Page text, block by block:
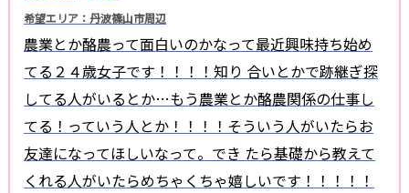
希望エリア：丹波篠山市周辺
農業とか酪農って面白いのかなって最近興味持ち始め
てる２４歳女子です！！！！知り 合いとかで跡継ぎ探
してる人がいるとか…もう農業とか酪農関係の仕事し
てる！っていう人とか！！！！そういう人がいたらお
友達になってほしいなって。でき たら基礎から教えて
くれる人がいたらめちゃくちゃ嬉しいです！！！！！